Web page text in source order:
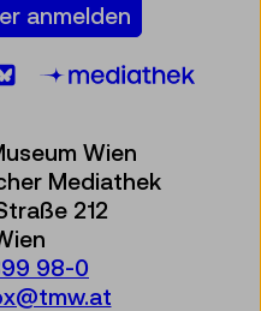
anmelden
Bluesky
Wien
Mediathek
212
98-0